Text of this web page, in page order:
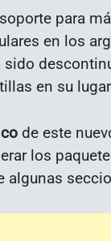
para
en los
en su
de este
los
algunas